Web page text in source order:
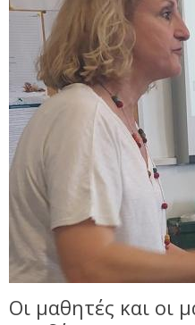
Oι μαθητές και οι